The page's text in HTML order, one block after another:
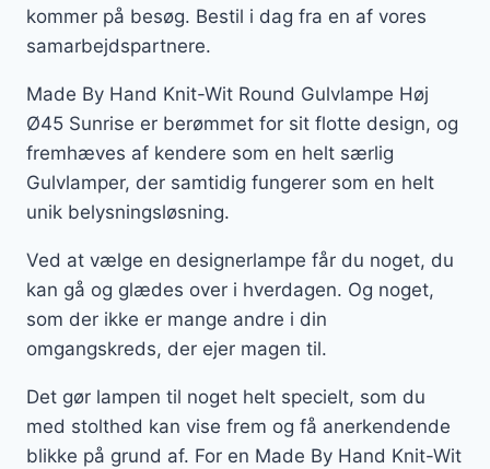
kommer på besøg. Bestil i dag fra en af vores
samarbejdspartnere.
Made By Hand Knit-Wit Round Gulvlampe Høj
Ø45 Sunrise er berømmet for sit flotte design, og
fremhæves af kendere som en helt særlig
Gulvlamper, der samtidig fungerer som en helt
unik belysningsløsning.
Ved at vælge en designerlampe får du noget, du
kan gå og glædes over i hverdagen. Og noget,
som der ikke er mange andre i din
omgangskreds, der ejer magen til.
Det gør lampen til noget helt specielt, som du
med stolthed kan vise frem og få anerkendende
blikke på grund af. For en Made By Hand Knit-Wit